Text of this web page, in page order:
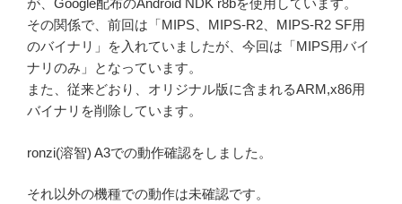
が、Google配布のAndroid NDK r8bを使用しています。
その関係で、前回は「MIPS、MIPS-R2、MIPS-R2 SF用
のバイナリ」を入れていましたが、今回は「MIPS用バイ
ナリのみ」となっています。
また、従来どおり、オリジナル版に含まれるARM,x86用
バイナリを削除しています。
ronzi(溶智) A3での動作確認をしました。
それ以外の機種での動作は未確認です。